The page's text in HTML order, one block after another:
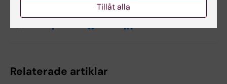
Relaterade artiklar
Tillåt alla